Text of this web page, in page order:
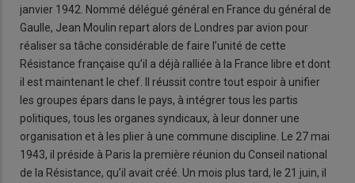
janvier 1942. Nommé délégué général en France du général de
Gaulle, Jean Moulin repart alors de Londres par avion pour
réaliser sa tâche considérable de faire l’unité de cette
Résistance française qu’il a déjà ralliée à la France libre et dont
il est maintenant le chef. Il réussit contre tout espoir à unifier
les groupes épars dans le pays, à intégrer tous les partis
politiques, tous les organes syndicaux, à leur donner une
organisation et à les plier à une commune discipline. Le 27 mai
1943, il préside à Paris la première réunion du Conseil national
de la Résistance, qu’il avait créé. Un mois plus tard, le 21 juin, il